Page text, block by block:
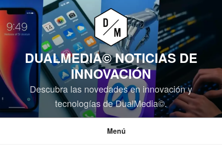
Saltar
contenido
DUALMEDIA© NOTICIAS DE
INNOVACIÓN
Descubra las novedades en innovación y
tecnologías de DualMedia©.
Menú